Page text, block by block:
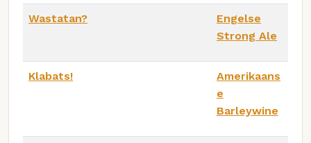
Wastatan?
Engelse
Strong Ale
Klabats!
Amerikaans
e
Barleywine